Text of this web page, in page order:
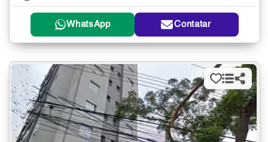
WhatsApp Contatar